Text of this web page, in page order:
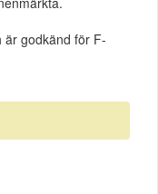
är godkänd för F-